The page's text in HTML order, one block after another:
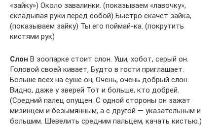
«зайку») Около завалинки. (показываем «лавочку»,
складывая руки перед собой) Быстро скачет зайка,
(показываем зайку) Ты его поймай-ка. (покрутить
кистями рук)
Слон В зоопарке стоит слон. Уши, хобот, серый он.
Головой своей кивает, Будто в гости приглашает.
Больше всех на суше он, Очень, очень добрый слон.
Видно, даже у зверей Тот и больше, кто добрей.
(Средний палец опущен. С одной стороны он зажат
мизинцем и безымянным, а с другой — указательным и
большим. Шевелить средним пальцем, качать кистью.)